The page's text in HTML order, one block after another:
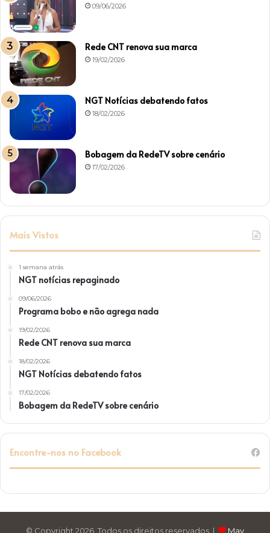
09/06/2026
Rede CNT renova sua marca
19/02/2026
NGT Notícias debatendo fatos
18/02/2026
Bobagem da RedeTV sobre cenário
17/02/2026
Mais Vistos
1 semana atrás
NGT notícias repaginado
09/06/2026
Programa bobo e não agrega nada
19/02/2026
Rede CNT renova sua marca
18/02/2026
NGT Notícias debatendo fatos
17/02/2026
Bobagem da RedeTV sobre cenário
Encontre-nos no Facebook
© Copyright 2026, Todos os direitos reservados | May